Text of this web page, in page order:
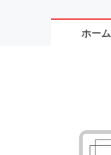
ホーム